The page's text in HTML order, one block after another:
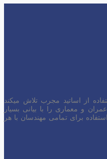
از اساتید مجرب تلاش میکند
و معماری را با بیانی بسیار
برای تمامی مهندسان با هر